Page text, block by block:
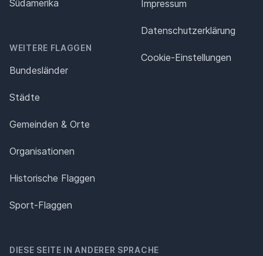
Südamerika
WEITERE FLAGGEN
Bundesländer
Städte
Gemeinden & Orte
Organisationen
Historische Flaggen
Sport-Flaggen
Impressum
Datenschutz­erklärung
Cookie-Einstellungen
DIESE SEITE IN ANDERER SPRACHE